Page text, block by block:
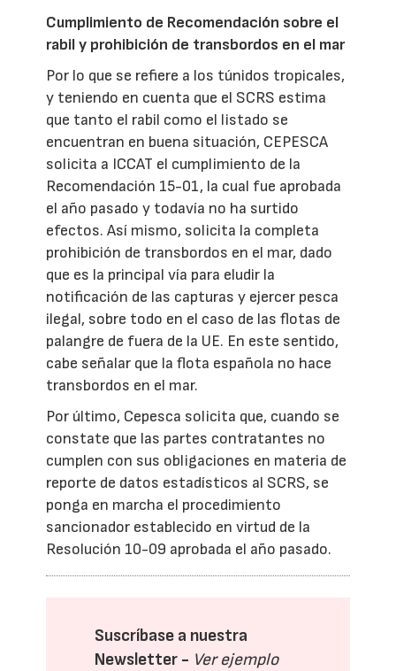
Cumplimiento de Recomendación sobre el
rabil y prohibición de transbordos en el mar
Por lo que se refiere a los túnidos tropicales,
y teniendo en cuenta que el SCRS estima
que tanto el rabil como el listado se
encuentran en buena situación, CEPESCA
solicita a ICCAT el cumplimiento de la
Recomendación 15-01, la cual fue aprobada
el año pasado y todavía no ha surtido
efectos. Así mismo, solicita la completa
prohibición de transbordos en el mar, dado
que es la principal vía para eludir la
notificación de las capturas y ejercer pesca
ilegal, sobre todo en el caso de las flotas de
palangre de fuera de la UE. En este sentido,
cabe señalar que la flota española no hace
transbordos en el mar.
Por último, Cepesca solicita que, cuando se
constate que las partes contratantes no
cumplen con sus obligaciones en materia de
reporte de datos estadísticos al SCRS, se
ponga en marcha el procedimiento
sancionador establecido en virtud de la
Resolución 10-09 aprobada el año pasado.
Suscríbase a nuestra
Newsletter - Ver ejemplo